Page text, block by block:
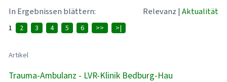
In Ergebnissen blättern:
Relevanz | Aktualität
1 2 3 4 5 6 >> >|
Artikel
Trauma-Ambulanz - LVR-Klinik Bedburg-Hau